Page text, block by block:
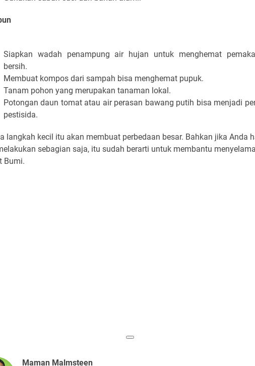
Siapkan wadah penampung air hujan untuk menghemat
bersih.
Membuat kompos dari sampah bisa menghemat pupuk.
Tanam pohon yang merupakan tanaman lokal.
Potongan daun tomat atau air perasan bawang putih bisa menjadi
pestisida.
langkah kecil itu akan membuat perbedaan besar. Bahkan jika Anda
sebagian saja, itu sudah berarti untuk membantu
Bumi.
Maman Malmsteen